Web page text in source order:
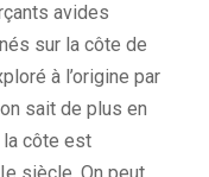
avides
sur la côte de
à l’origine par
sait de plus en
côte est